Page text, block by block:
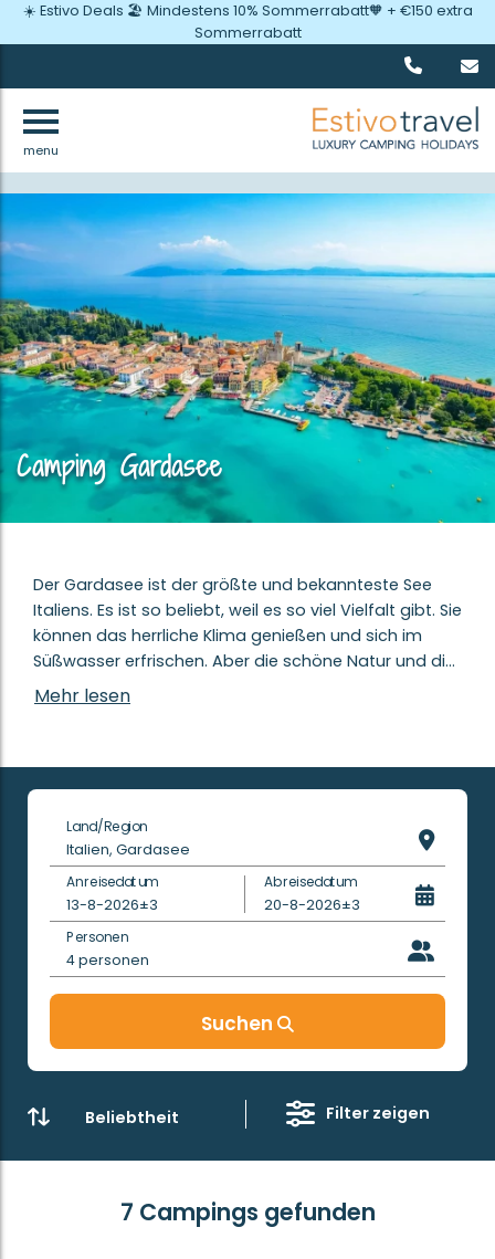
menu
☀️ Estivo Deals 🏖️ Mindestens 10% Sommerrabatt🧡 + €150 extra
Sommerrabatt
Camping Gardasee
Der Gardasee ist der größte und bekannteste See
Italiens. Es ist so beliebt, weil es so viel Vielfalt gibt. Sie
können das herrliche Klima genießen und sich im
Süßwasser erfrischen. Aber die schöne Natur und die
charmanten Dörfer sind nicht zu übersehen. Auch
Campings am Gardasee
Ein Campingurlaub am Gardasee bedeutet, die vielen
Aktivitäten auf dem Wasser zu genießen und
nebenbei die schöne Aussicht zu genießen. Sie
müssen sich keine Sorgen um Langeweile machen.
Sie können viele Wanderungen durch die Berge
unternehmen oder durch die wunderschönen
Weinberge radeln. Es gibt auch viele charmante
Dörfer, in denen Sie die italienische Küche genießen
Estivotravel Luxus Mobilheime am Gardasee
Urlaub auf dem Campingplatz
Cisano San Vito
seinem exklusiven italienischen Design sieht es nicht
Mehr lesen
Land/Region
Italien, Gardasee
Anreisedatum
13-8-2026±3
Abreisedatum
20-8-2026±3
Personen
4personen
Suchen
Filter zeigen
7 Campings gefunden